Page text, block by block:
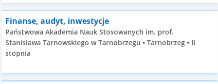
Finanse, audyt, inwestycje
Państwowa Akademia Nauk Stosowanych im. prof.
Stanisława Tarnowskiego w Tarnobrzegu • Tarnobrzeg • II
stopnia